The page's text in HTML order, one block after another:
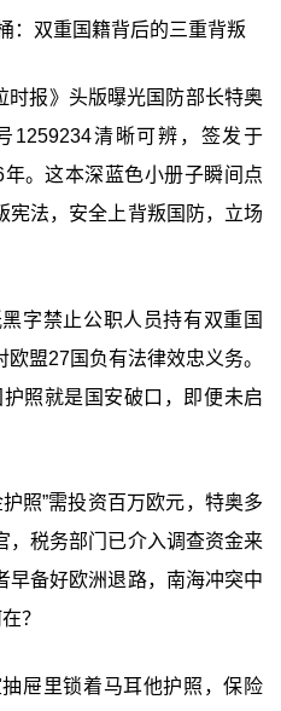
：双重国籍背后的三重背叛
时报》头版曝光国防部长特奥
1259234清晰可辨，签发于
。这本深蓝色小册子瞬间点
法，安全上背叛国防，立场
字禁止公职人员持有双重国
盟27国负有法律效忠义务。
照就是国安破口，即便未启
照”需投资百万欧元，特奥多
，税务部门已介入调查资金来
早备好欧洲退路，南海冲突中
？
屉里锁着马耳他护照，保险